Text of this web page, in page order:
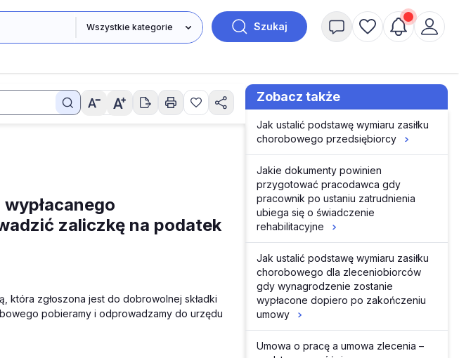
Szukaj
zaliczkę na podatek
która zgłoszona jest do dobrowolnej składki
pobieramy i odprowadzamy do urzędu
Zobacz także
Jak ustalić podstawę wymiaru zasiłku
chorobowego przedsiębiorcy
Jakie dokumenty powinien
przygotować pracodawca gdy
pracownik po ustaniu zatrudnienia
ubiega się o świadczenie
rehabilitacyjne
Jak ustalić podstawę wymiaru zasiłku
chorobowego dla zleceniobiorców
gdy wynagrodzenie zostanie
wypłacone dopiero po zakończeniu
umowy
Umowa o pracę a umowa zlecenia –